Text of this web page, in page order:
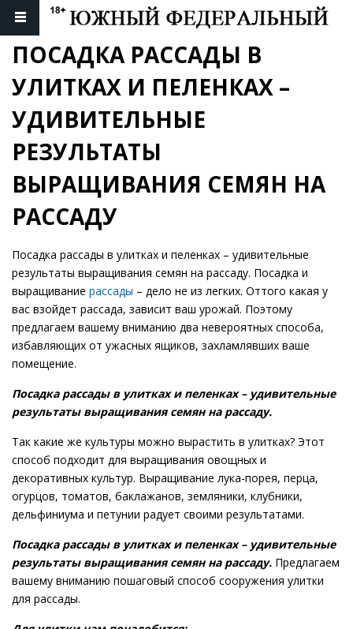
ПОСАДКА РАССАДЫ В
УЛИТКАХ И ПЕЛЕНКАХ –
УДИВИТЕЛЬНЫЕ
РЕЗУЛЬТАТЫ
ВЫРАЩИВАНИЯ СЕМЯН НА
РАССАДУ
Посадка рассады в улитках и пеленках – удивительные
результаты выращивания семян на рассаду. Посадка и
выращивание рассады – дело не из легких. Оттого какая у
вас взойдет рассада, зависит ваш урожай. Поэтому
предлагаем вашему вниманию два невероятных способа,
избавляющих от ужасных ящиков, захламлявших ваше
помещение.
Посадка рассады в улитках и пеленках – удивительные
результаты выращивания семян на рассаду.
Так какие же культуры можно вырастить в улитках? Этот
способ подходит для выращивания овощных и
декоративных культур. Выращивание лука-порея, перца,
огурцов, томатов, баклажанов, земляники, клубники,
дельфиниума и петунии радует своими результатами.
Посадка рассады в улитках и пеленках – удивительные
результаты выращивания семян на рассаду. Предлагаем
вашему вниманию пошаговый способ сооружения улитки
для рассады.